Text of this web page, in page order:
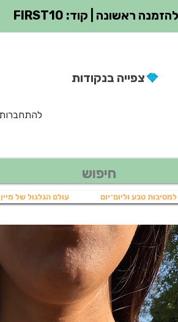
צפייה בנקודות
להתחברות
טבע וליום־יום עולם הגלגול של